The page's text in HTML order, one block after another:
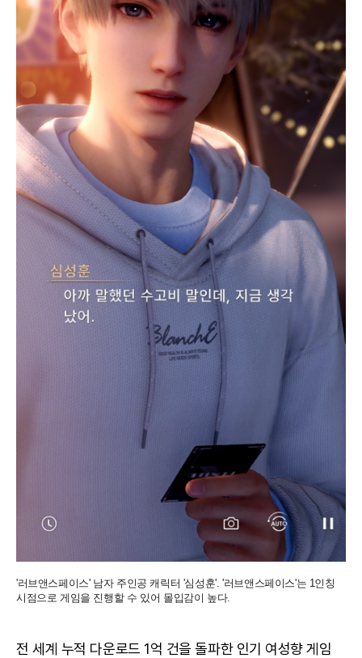
'러브앤스페이스' 남자 주인공 캐릭터 '심성훈'. '러브앤스페이스'는 1인칭
시점으로 게임을 진행할 수 있어 몰입감이 높다.
전 세계 누적 다운로드 1억 건을 돌파한 인기 여성향 게임